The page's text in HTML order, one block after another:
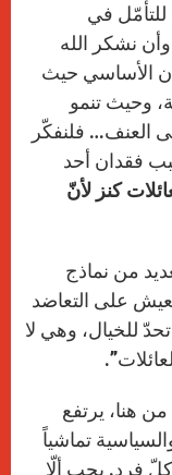
للتأمّل في
وأن نشكر الله
الأساسي حيث
وحيث تنمو
العنف… فلنفكّر
فقدان أحد
كنز لأنّ
من نماذج
على التعاضد
للخيال، وهي لا
هنا، يرتفع
تماشياً
فرد. يجب ألّا